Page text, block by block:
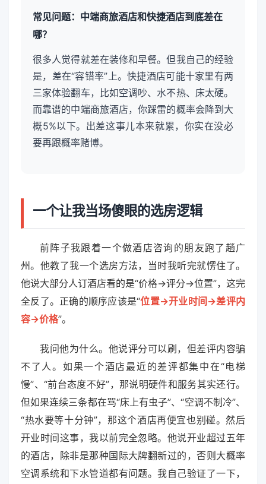
常见问题：中端商旅酒店和快捷酒店到底差在
哪？
很多人觉得就差在装修和早餐。但我自己的经验
是，差在“容错率”上。快捷酒店可能十家里有两
三家体验翻车，比如空调吵、水不热、床太硬。
而靠谱的中端商旅酒店，你踩雷的概率会降到大
概5%以下。出差这事儿本来就累，你实在没必
要再跟概率赌博。
一个让我当场傻眼的选房逻辑
前阵子我跟着一个做酒店咨询的朋友跑了趟广
州。他教了我一个选房方法，当时我听完就愣住了。
他说大部分人订酒店看的是“价格→评分→位置”，这完
全反了。正确的顺序应该是“位置→开业时间→差评内
容→价格”。
我问他为什么。他说评分可以刷，但差评内容骗
不了人。如果一个酒店最近的差评都集中在“电梯
慢”、“前台态度不好”，那说明硬件和服务其实还行。
但如果连续三条都在骂“床上有虫子”、“空调不制冷”、
“热水要等十分钟”，那这个酒店再便宜也别碰。然后
开业时间这事，我以前完全忽略。他说开业超过五年
的酒店，除非是那种国际大牌翻新过的，否则大概率
空调系统和下水管道都有问题。我自己验证了一下，